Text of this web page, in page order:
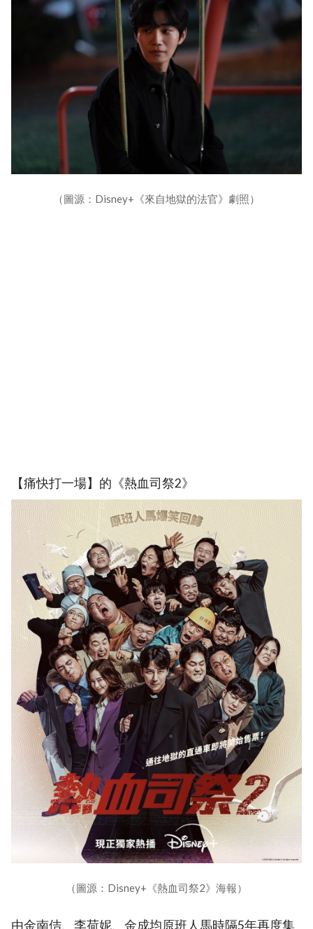
（圖源：Disney+《來自地獄的法官》劇照）
【痛快打一場】的《熱血司祭2》
（圖源：Disney+《熱血司祭2》海報）
由金南佶、李荷妮、金成均原班人馬時隔5年再度集